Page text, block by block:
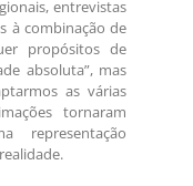
entrevistas
à combinação de
propósitos de
absoluta”, mas
as várias
tornaram
representação